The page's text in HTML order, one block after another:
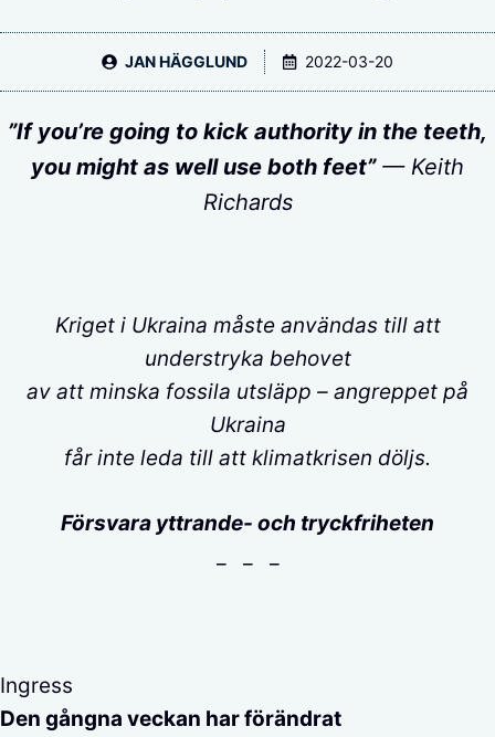
JAN HÄGGLUND 2022-03-20
”If you’re going to kick authority in the teeth,
you might as well use both feet”— Keith
Richards
Kriget i Ukraina måste användas till att
understryka behovet
av att minska fossila utsläpp – angreppet på
Ukraina
får inte leda till att klimatkrisen döljs.
Försvara yttrande- och tryckfriheten
Ingress
Den gångna veckan har förändrat